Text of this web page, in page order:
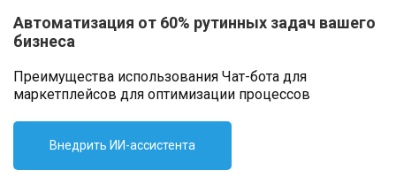
Автоматизация от 60% рутинных задач вашего
бизнеса
Преимущества использования Чат-бота для
маркетплейсов для оптимизации процессов
Внедрить ИИ-ассистента